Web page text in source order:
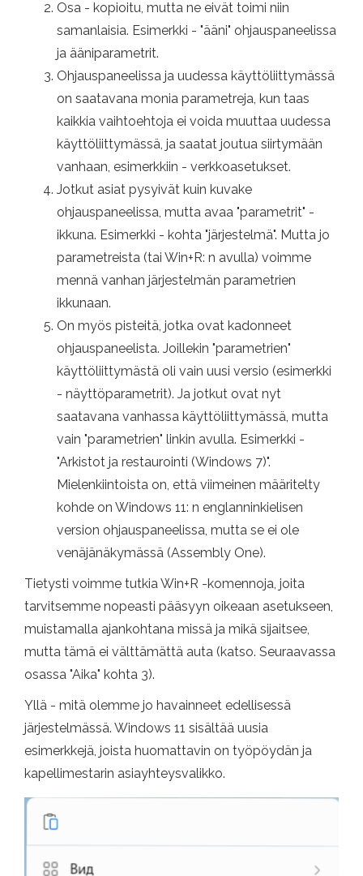
Osa - kopioitu, mutta ne eivät toimi niin
samanlaisia. Esimerkki - "ääni" ohjauspaneelissa
ja ääniparametrit.
Ohjauspaneelissa ja uudessa käyttöliittymässä
on saatavana monia parametreja, kun taas
kaikkia vaihtoehtoja ei voida muuttaa uudessa
käyttöliittymässä, ja saatat joutua siirtymään
vanhaan, esimerkkiin - verkkoasetukset.
Jotkut asiat pysyivät kuin kuvake
ohjauspaneelissa, mutta avaa "parametrit" -
ikkuna. Esimerkki - kohta "järjestelmä". Mutta jo
parametreista (tai Win+R: n avulla) voimme
mennä vanhan järjestelmän parametrien
ikkunaan.
On myös pisteitä, jotka ovat kadonneet
ohjauspaneelista. Joillekin "parametrien"
käyttöliittymästä oli vain uusi versio (esimerkki
- näyttöparametrit). Ja jotkut ovat nyt
saatavana vanhassa käyttöliittymässä, mutta
vain "parametrien" linkin avulla. Esimerkki -
"Arkistot ja restaurointi (Windows 7)".
Mielenkiintoista on, että viimeinen määritelty
kohde on Windows 11: n englanninkielisen
version ohjauspaneelissa, mutta se ei ole
venäjänäkymässä (Assembly One).
Tietysti voimme tutkia Win+R -komennoja, joita
tarvitsemme nopeasti pääsyyn oikeaan asetukseen,
muistamalla ajankohtana missä ja mikä sijaitsee,
mutta tämä ei välttämättä auta (katso. Seuraavassa
osassa "Aika" kohta 3).
Yllä - mitä olemme jo havainneet edellisessä
järjestelmässä. Windows 11 sisältää uusia
esimerkkejä, joista huomattavin on työpöydän ja
kapellimestarin asiayhteysvalikko.